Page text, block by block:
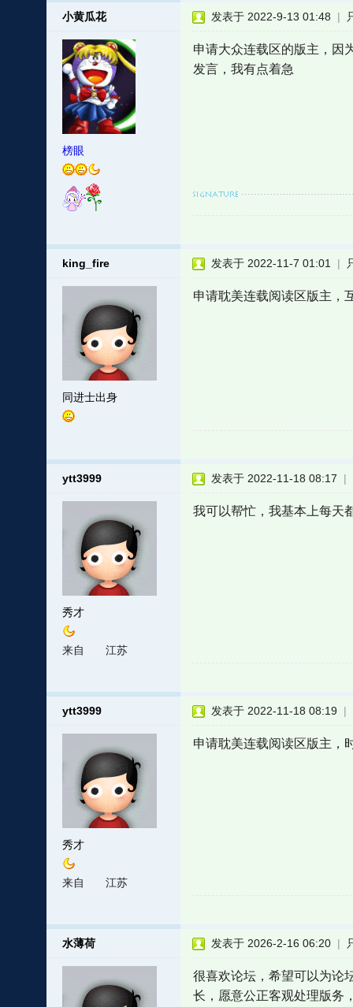
小黄瓜花
榜眼
发表于 2022-9-13 01:48 |
申请大众连载区的版主，因
发言，我有点着急
king_fire
同进士出身
发表于 2022-11-7 01:01 |
申请耽美连载阅读区版主，
ytt3999
秀才
来自 江苏
发表于 2022-11-18 08:17 |
我可以帮忙，我基本上每天
ytt3999
秀才
来自 江苏
发表于 2022-11-18 08:19 |
申请耽美连载阅读区版主，
水薄荷 发表于 2026-2-16 06:20 |
很喜欢论坛，希望可以为论
长，愿意公正客观处理版务